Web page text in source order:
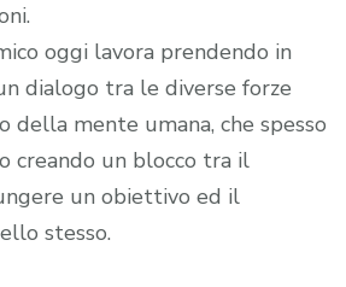
oggi lavora prendendo in
dialogo tra le diverse forze
della mente umana, che spesso
creando un blocco tra il
un obiettivo ed il
stesso.